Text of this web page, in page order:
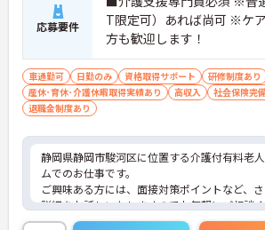
応募要件
T限定可）あれば尚可 ※ケ
方も歓迎します！
車通勤可 日勤のみ 資格取得サポート
研修制度あり
産休･育休･介護休暇取得実績あり
高収入 社会保険完
退職金制度あり
静岡県静岡市駿河区に位置する介護付有料老
ムでのお仕事です。
ご興味ある方には、面接対策ポイントなど、
詳細をお話しいたしますのでお気軽にご相談
い！